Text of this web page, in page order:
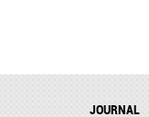
JOURNAL